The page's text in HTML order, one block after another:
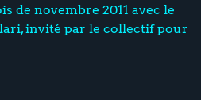
de novembre 2011 avec le
invité par le collectif pour